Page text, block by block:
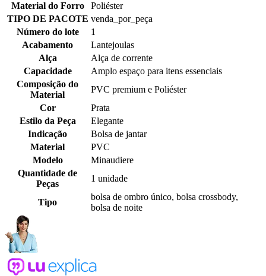
Material do Forro
Poliéster
TIPO DE PACOTE venda_por_peça
Número do lote
1
Acabamento
Lantejoulas
Alça
Alça de corrente
Capacidade
Amplo espaço para itens essenciais
Composição do
Material
PVC premium e Poliéster
Cor
Prata
Estilo da Peça
Elegante
Indicação
Bolsa de jantar
Material
PVC
Modelo
Minaudiere
Quantidade de
Peças
1 unidade
Tipo
bolsa de ombro único, bolsa crossbody,
bolsa de noite